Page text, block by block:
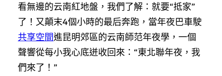
看無邊的云南紅地盤，我們了解：就要“抵家”
了！又顛末4個小時的最后奔跑，當年夜巴車駛
共享空間進昆明郊區的云南師范年夜學，一個
聲響從每小我心底迸收回來：“東北聯年夜，我
們來了！”